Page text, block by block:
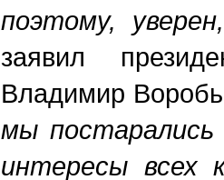
поэтому,
заявил
Владимир
мы постарались
интересы всех